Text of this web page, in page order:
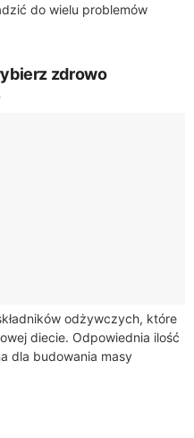
do wielu problemów
zdrowo
odżywczych, które
diecie. Odpowiednia ilość
dla budowania masy